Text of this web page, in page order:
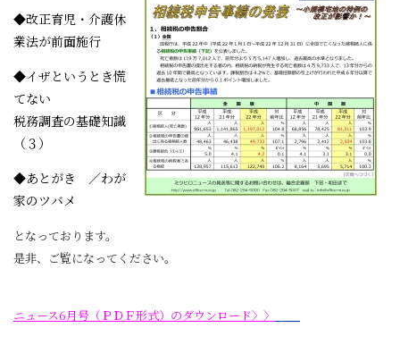
◆改正育児・介護休
業法が前面施行
◆イザというとき慌
てない
税務調査の基礎知識
（３）
◆あとがき ／わが
家のツバメ
となっております。
是非、ご覧になってください。
ニュース6月号（ＰＤＦ形式）のダウンロード〉〉